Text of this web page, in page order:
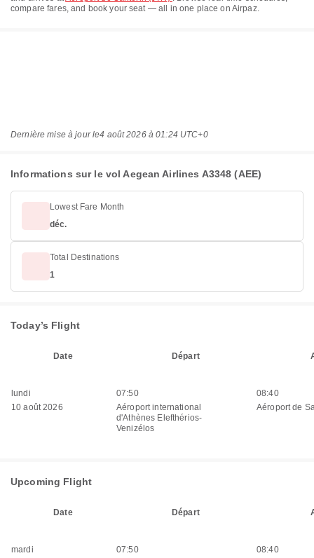
compare fares, and book your seat — all in one place on Airpaz.
Dernière mise à jour le4 août 2026 à 01:24 UTC+0
Informations sur le vol Aegean Airlines A3348 (AEE)
Lowest Fare Month
déc.
Total Destinations
1
Today’s Flight
Date Départ
lundi
10 août 2026
07:50
Aéroport international
d'Athènes Elefthérios-
Venizélos
08:40
Aéroport de
Upcoming Flight
Date Départ
mardi
07:50
08:40